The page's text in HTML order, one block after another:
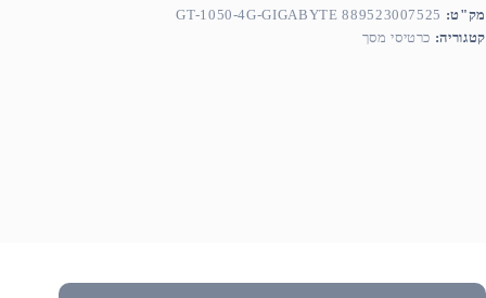
מק"ט: GT-1050-4G-GIGABYTE 889523007525
קטגוריה: כרטיסי מסך